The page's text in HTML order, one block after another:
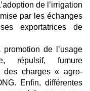
de l’irrigation
par les échanges
exportatrices de
de l’usage
répulsif, fumure
des charges « agro-
Enfin, différentes